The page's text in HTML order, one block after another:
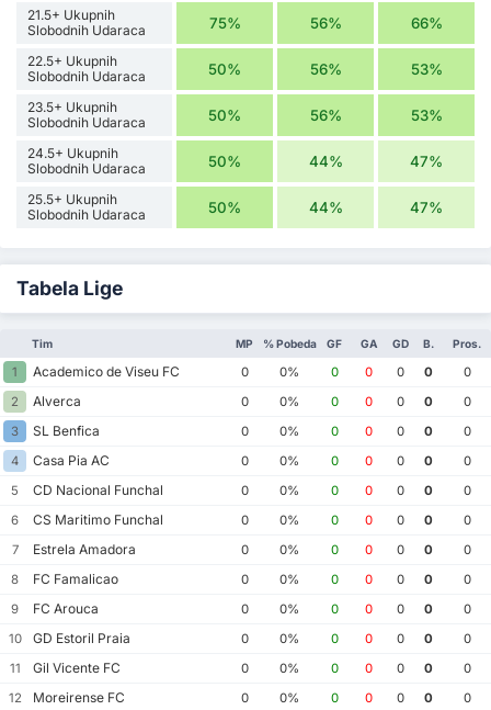
21.5+ Ukupnih
Slobodnih Udaraca
75% 56% 66%
22.5+ Ukupnih
Slobodnih Udaraca
50% 56% 53%
23.5+ Ukupnih
Slobodnih Udaraca
50% 56% 53%
24.5+ Ukupnih
Slobodnih Udaraca
50% 44% 47%
25.5+ Ukupnih
Slobodnih Udaraca
50% 44% 47%
Tabela Lige
Tim MP % Pobeda GF GA GD B. Pros.
1 Academico de Viseu FC 0 0% 0 0 0 0
0
2
Alverca 0 0% 0 0 0 0
0
3
SL Benfica 0 0% 0 0 0 0
0
4
Casa Pia AC 0 0% 0 0 0 0
0
5
CD Nacional Funchal 0 0% 0 0 0 0
0
6
CS Maritimo Funchal 0 0% 0 0 0 0
0
7
Estrela Amadora 0 0% 0 0 0 0
0
8
FC Famalicao 0 0% 0 0 0 0
0
9
FC Arouca 0 0% 0 0 0 0
0
10
GD Estoril Praia 0 0% 0 0 0 0
0
11
Gil Vicente FC 0 0% 0 0 0 0
0
12
Moreirense FC 0 0% 0 0 0 0
0